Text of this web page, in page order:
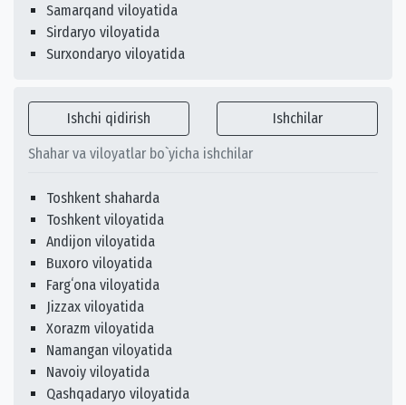
Samarqand viloyatida
Sirdaryo viloyatida
Surxondaryo viloyatida
Ishchi qidirish Ishchilar
Shahar va viloyatlar bo`yicha ishchilar
Toshkent shaharda
Toshkent viloyatida
Andijon viloyatida
Buxoro viloyatida
Fargʻona viloyatida
Jizzax viloyatida
Xorazm viloyatida
Namangan viloyatida
Navoiy viloyatida
Qashqadaryo viloyatida